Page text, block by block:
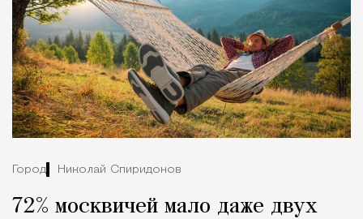
Город Николай Спиридонов
72% москвичей мало даже двух